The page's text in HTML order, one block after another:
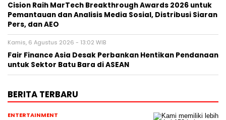
Cision Raih MarTech Breakthrough Awards 2026 untuk
Pemantauan dan Analisis Media Sosial, Distribusi Siaran
Pers, dan AEO
Kamis, 6 Agustus 2026 - 13:02 WIB
Fair Finance Asia Desak Perbankan Hentikan Pendanaan
untuk Sektor Batu Bara di ASEAN
BERITA TERBARU
ENTERTAINMENT